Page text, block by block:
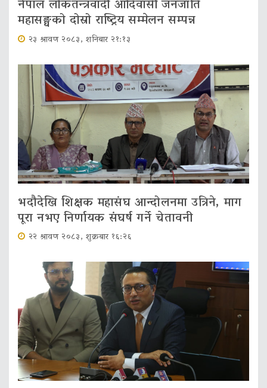
नेपाल लोकतन्त्रवादी आदिवासी जनजाति
महासङ्घको दोस्रो राष्ट्रिय सम्मेलन सम्पन्न
२३ श्रावण २०८३, शनिबार २१:१३
भदौदेखि शिक्षक महासंघ आन्दोलनमा उत्रिने, माग
पूरा नभए निर्णायक संघर्ष गर्ने चेतावनी
२२ श्रावण २०८३, शुक्रबार १६:२६